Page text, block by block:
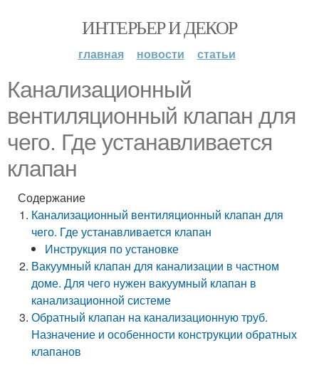
ИНТЕРЬЕР И ДЕКОР
главная новости статьи
Канализационный
вентиляционный клапан для
чего. Где устанавливается
клапан
Содержание
Канализационный вентиляционный клапан для
чего. Где устанавливается клапан
Инструкция по установке
Вакуумный клапан для канализации в частном
доме. Для чего нужен вакуумный клапан в
канализационной системе
Обратный клапан на канализационную труб.
Назначение и особенности конструкции обратных
клапанов